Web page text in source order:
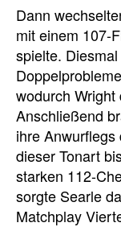
Dann
mit einem 107-
spielte.
wodurch
Anschließend
ihre
dieser Tonart
starken 112-
sorgte Searle
Matchplay